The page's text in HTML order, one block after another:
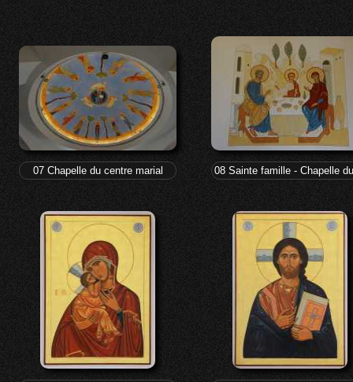
07 Chapelle du centre marial 08 Sainte famille - Chapelle